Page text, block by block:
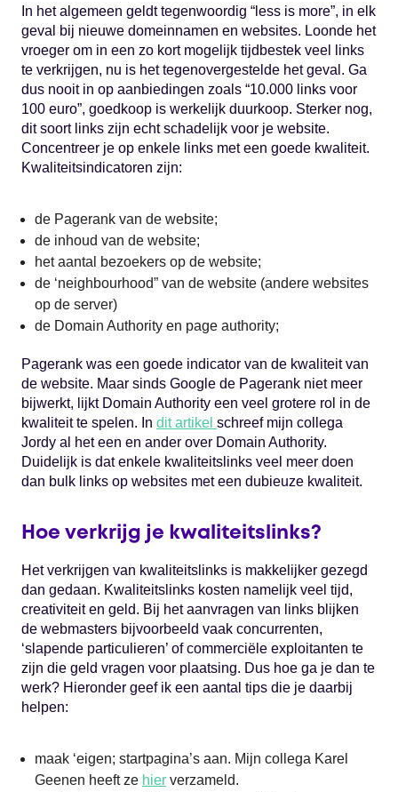
In het algemeen geldt tegenwoordig “less is more”, in elk
geval bij nieuwe domeinnamen en websites. Loonde het
vroeger om in een zo kort mogelijk tijdbestek veel links
te verkrijgen, nu is het tegenovergestelde het geval. Ga
dus nooit in op aanbiedingen zoals “10.000 links voor
100 euro”, goedkoop is werkelijk duurkoop. Sterker nog,
dit soort links zijn echt schadelijk voor je website.
Concentreer je op enkele links met een goede kwaliteit.
Kwaliteitsindicatoren zijn:
de Pagerank van de website;
de inhoud van de website;
het aantal bezoekers op de website;
de ‘neighbourhood” van de website (andere websites
op de server)
de Domain Authority en page authority;
Pagerank was een goede indicator van de kwaliteit van
de website. Maar sinds Google de Pagerank niet meer
bijwerkt, lijkt Domain Authority een veel grotere rol in de
kwaliteit te spelen. In dit artikel schreef mijn collega
Jordy al het een en ander over Domain Authority.
Duidelijk is dat enkele kwaliteitslinks veel meer doen
dan bulk links op websites met een dubieuze kwaliteit.
Hoe verkrijg je kwaliteitslinks?
Het verkrijgen van kwaliteitslinks is makkelijker gezegd
dan gedaan. Kwaliteitslinks kosten namelijk veel tijd,
creativiteit en geld. Bij het aanvragen van links blijken
de webmasters bijvoorbeeld vaak concurrenten,
‘slapende particulieren’ of commerciële exploitanten te
zijn die geld vragen voor plaatsing. Dus hoe ga je dan te
werk? Hieronder geef ik een aantal tips die je daarbij
helpen:
maak ‘eigen; startpagina’s aan. Mijn collega Karel
Geenen heeft ze hier verzameld.